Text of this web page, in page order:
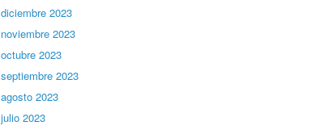
diciembre 2023
noviembre 2023
octubre 2023
septiembre 2023
agosto 2023
julio 2023